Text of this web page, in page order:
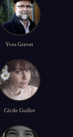
Yves Grevet
Cécile Guillot